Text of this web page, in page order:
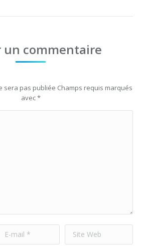
un commentaire
sera pas publiée Champs requis marqués
avec*
E-mail * Site Web